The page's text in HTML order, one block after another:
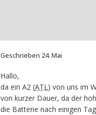
Geschrieben 24. Mai
Hallo,
da ein A2 (ATL) von uns im
von kurzer Dauer, da der
die Batterie nach einigen